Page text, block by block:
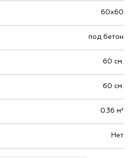
60х60
под бетон
60 см.
60 см.
0.36 м²
Нет